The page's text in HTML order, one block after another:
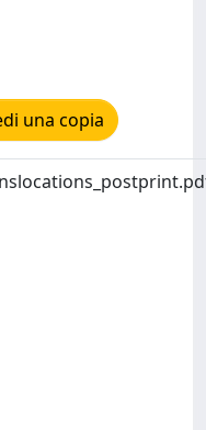
una copia